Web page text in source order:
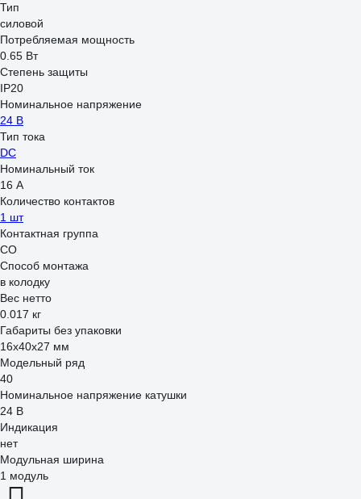
Тип
силовой
Потребляемая мощность
0.65 Вт
Степень защиты
IP20
Номинальное напряжение
24 В
Тип тока
DC
Номинальный ток
16 А
Количество контактов
1 шт
Контактная группа
CO
Способ монтажа
в колодку
Вес нетто
0.017 кг
Габариты без упаковки
16x40x27 мм
Модельный ряд
40
Номинальное напряжение катушки
24 В
Индикация
нет
Модульная ширина
1 модуль